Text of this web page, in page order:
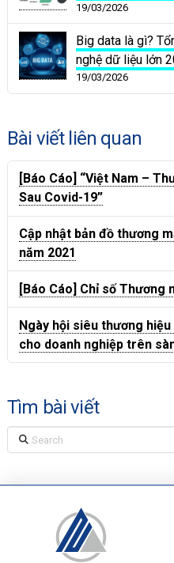
19/03/2026
Big data là gì?
nghệ dữ liệu lớn
19/03/2026
Bài viết liên quan
[Báo Cáo] “Việt Nam –
Sau Covid-19”
Cập nhật bản đồ thương
năm 2021
[Báo Cáo] Chỉ số Thương
Ngày hội siêu thương
cho doanh nghiệp trên
Tìm bài viết
Search